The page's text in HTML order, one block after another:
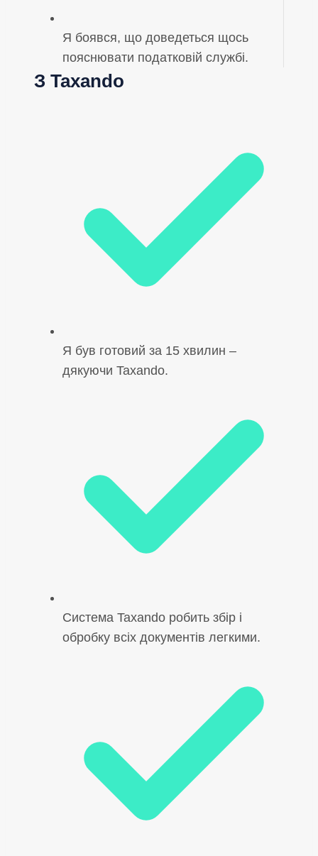
Я боявся, що доведеться щось
пояснювати податковій службі.
З Taxando
Я був готовий за 15 хвилин –
дякуючи Taxando.
Система Taxando робить збір і
обробку всіх документів легкими.